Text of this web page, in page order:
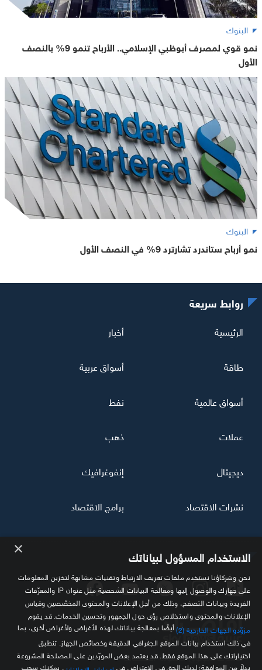
البنوك
نمو قوي لمصرف أبوظبي الإسلامي.. الأرباح تنمو 9% بالنصف
الأول
البنوك
نمو أرباح ستاندرد تشارترد 9% في النصف الأول
تابعنا
مصدرك الموثوق للمعلومة الاقتصادية
روابط سريعة
الرئيسية أخبار
طاقة أسواق عربية
أسواق عالمية نفط
عملات ذهب
ديجيتال إنفوغرافيك
نشرات الاقتصاد برامج الاقتصاد
× الاستخدام المسؤول لبياناتك
نحن وشركاؤنا نستخدم ملفات تعريف الارتباط وتقنيات مشابهة لتخزين المعلومات
على جهازك والوصول إليها ومعالجة البيانات الشخصية مثل عنوان IP والمعرّفات
الفريدة وبيانات التصفح، وذلك من أجل الإعلانات والمحتوى المخصّصين وقياس
الإعلانات والمحتوى واستخلاص رؤى حول الجمهور وتحسين الخدمات. قد يقوم
مزوّدو الجهات الخارجية (2)
أيضًا بمعالجة بياناتك لهذه الأغراض ولأغراض أخرى، بما
في ذلك استخدام بيانات الموقع الجغرافي الدقيقة وخصائص الجهاز. تنطبق
اختياراتك على هذا الموقع فقط. قد يعتمد بعض المورّدين على المصلحة المشروعة
بدلاً من الموافقة؛ لديك الحق في الاعتراض في
. يمكنك سحب